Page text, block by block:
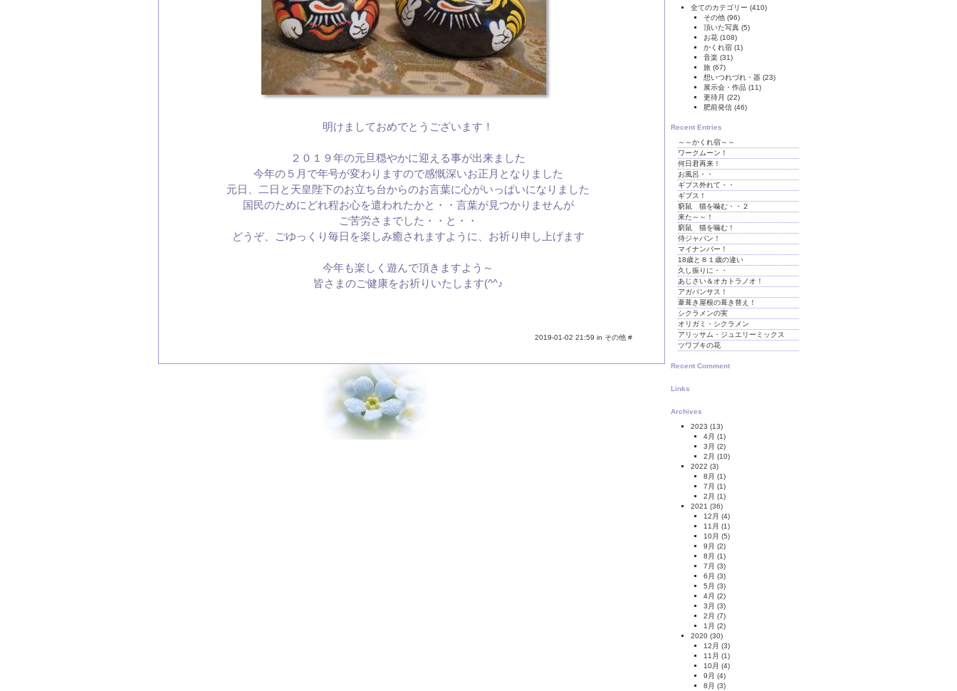
明けましておめでとうございます！
２０１９年の元旦穏やかに迎える事が出来ました
今年の５月で年号が変わりますので感慨深いお正月となりました
元日、二日と天皇陛下のお立ち台からのお言葉に心がいっぱいになりました
国民のためにどれ程お心を遣われたかと・・言葉が見つかりませんが
ご苦労さまでした・・と・・
どうぞ、ごゆっくり毎日を楽しみ癒されますように、お祈り申し上げます
今年も楽しく遊んで頂きますよう～
皆さまのご健康をお祈りいたします(^^♪
2019-01-02 21:59 in その他 #
全てのカテゴリー (410)
その他 (96)
頂いた写真 (5)
お花 (108)
かくれ宿 (1)
音楽 (31)
旅 (67)
想いつれづれ・器 (23)
展示会・作品 (11)
更待月 (22)
肥前発信 (46)
Recent Entries
～～かくれ宿～～
ワークムーン！
何日君再来！
お風呂・・
ギブス外れて・・
ギブス！
窮鼠 猫を噛む・・２
来た～～！
窮鼠 猫を噛む！
侍ジャパン！
マイナンバー！
18歳と８１歳の違い
久し振りに・・
あじさい＆オカトラノオ！
アガパンサス！
葦葺き屋根の葺き替え！
シクラメンの実
オリガミ・シクラメン
アリッサム・ジュエリーミックス
ツワブキの花
Recent Comment
Links
Archives
2023 (13)
4月 (1)
3月 (2)
2月 (10)
2022 (3)
8月 (1)
7月 (1)
2月 (1)
2021 (36)
12月 (4)
11月 (1)
10月 (5)
9月 (2)
8月 (1)
7月 (3)
6月 (3)
5月 (3)
4月 (2)
3月 (3)
2月 (7)
1月 (2)
2020 (30)
12月 (3)
11月 (1)
10月 (4)
9月 (4)
8月 (3)